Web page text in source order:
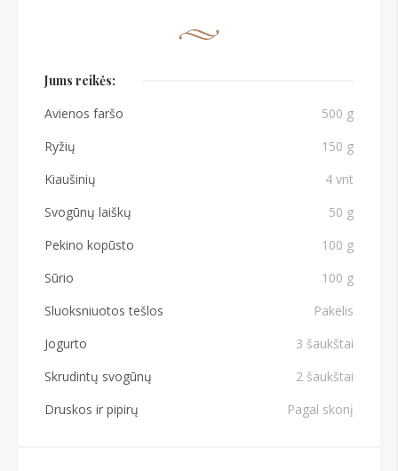
Jums reikės:
Avienos faršo
500 g
Ryžių
150 g
Kiaušinių
4 vnt
Svogūnų laiškų
50 g
Pekino kopūsto
100 g
Sūrio
100 g
Sluoksniuotos tešlos
Pakelis
Jogurto
3 šaukštai
Skrudintų svogūnų
2 šaukštai
Druskos ir pipirų
Pagal skonį